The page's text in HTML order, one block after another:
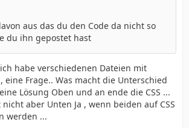
aus das du den Code da nicht so
du ihn gepostet hast
habe verschiedenen Dateien mit
eine Frage.. Was macht die Unterschied
Lösung Oben und an ende die CSS ...
aber Unten Ja , wenn beiden auf CSS
werden ...